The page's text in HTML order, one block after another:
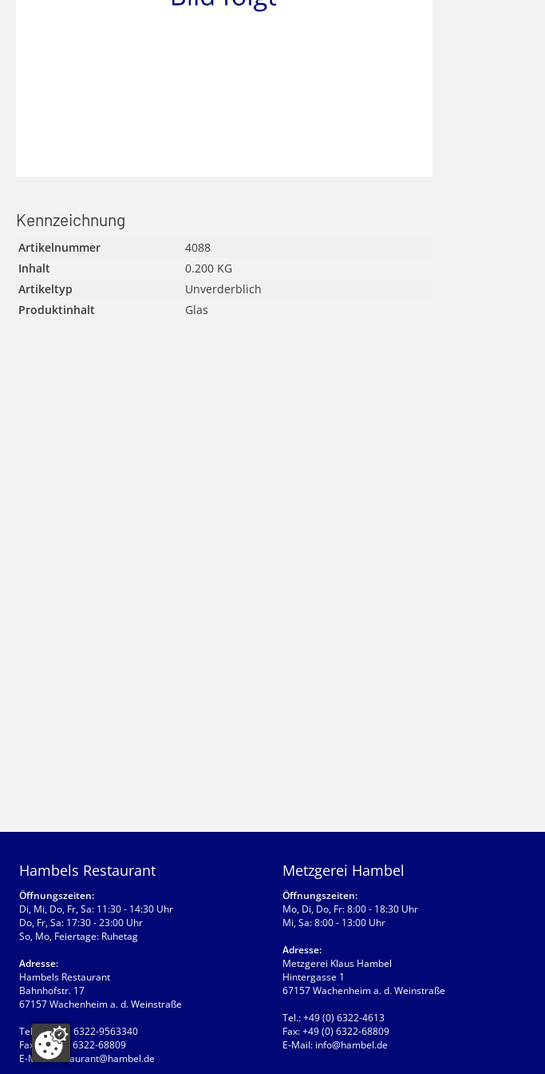
Kennzeichnung
Artikelnummer
4088
Inhalt
0.200 KG
Artikeltyp
Unverderblich
Produktinhalt
Glas
Hambels Restaurant
Öffnungszeiten:
Di, Mi, Do, Fr, Sa: 11:30 - 14:30 Uhr
Do, Fr, Sa: 17:30 - 23:00 Uhr
So, Mo, Feiertage: Ruhetag
Adresse:
Hambels Restaurant
Bahnhofstr. 17
67157 Wachenheim a. d. Weinstraße
Tel.:+49 (0) 6322-9563340
Fax:+49 (0) 6322-68809
E-Mail:restaurant@hambel.de
Metzgerei Hambel
Öffnungszeiten:
Mo, Di, Do, Fr: 8:00 - 18:30 Uhr
Mi, Sa: 8:00 - 13:00 Uhr
Adresse:
Metzgerei Klaus Hambel
Hintergasse 1
67157 Wachenheim a. d. Weinstraße
Tel.:+49 (0) 6322-4613
Fax:+49 (0) 6322-68809
E-Mail: info@hambel.de